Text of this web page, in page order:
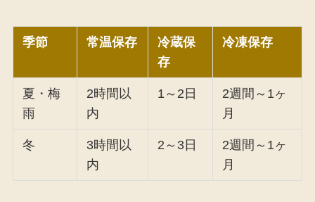
季節 常温保存
冷蔵保
存
冷凍保存
夏・梅
雨
2時間以
内
1～2日
2週間～1ヶ
月
冬
3時間以
内
2～3日
2週間～1ヶ
月